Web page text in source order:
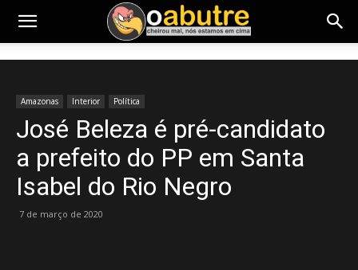
Amazonas Interior Política
José Beleza é pré-candidato
a prefeito do PP em Santa
Isabel do Rio Negro
7 de março de 2020